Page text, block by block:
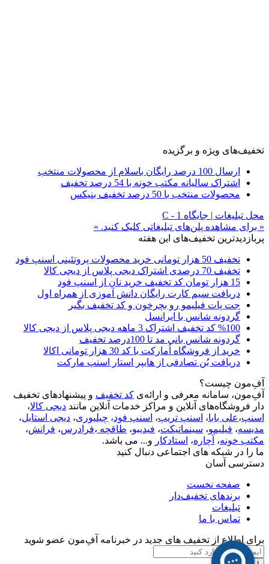
تخفیف‌های ویژه و برگزیده
ارسال 100 درصد رایگان باسلام از محصولات منتخب
اشتراک سالیانه مکتب خونه با 54 درصد تخفیف
محصولات منتخب با 50 درصد تخفیف بنیکس
محل تبلیغات | جایگاه C - 1
« برای مشاهده پلن‌های تبلیغاتی کلیک کنید. »
پربازدیدترین تخفیف‌های این هفته
تخفیف 50 هزار تومانی خرید محصولات پروتئینی اسنپ فود
تخفیف 70 درصدی اشتراک دیجی پلاس از دیجی کالا
15 هزار تومان کد تخفیف خرید نان از اسنپ فود
دریافت سیم کارت رایگان دانش آموزی از همراه اول
جت پات فیلیمو رو بچرخون و کد تخفیف بگیر
گردونه شانس با ایرانسل
%100 کد تخفیف اشتراک 3 ماهه دیجی پلاس از دیجی کالا
گردونه شانس بانی مد تا 100درصد تخفیف
خرید از فروشگاه اُمارکت با کد 30 هزار تومانی اکالا
دریافت بُن تصادفی از هایپر استار اسنپ مارکت
آفِ‌مون چیست؟
آفِ‌مون، سامانه معرفی و ارائه‌ی کد تخفیف و پیشنهادهای تخفیف
دار فروشگاه‌های آنلاین و مراکز خدمات آنلاین مانند دیجی کالا،
اسنپ،علی بابا، اسنپ تریپ، اسنپ فود، چیلیوری، دیجی استایل،
مدیسه، فیلیمو، سینماتیکت، فیدیبو، طاقچه ،فرادرس، فرانش،
مکتب خونه، آچاره، استادکار و... می باشد.
ما را در شبکه های اجتماعی دنبال کنید
دسترسی آسان
صفحه نخست
برندهای تخفیف‌دار
تبلیغات
تماس با ما
برای اطلاع از تخفیف های جدید در خبرنامه آفِ‌مون عضو شوید